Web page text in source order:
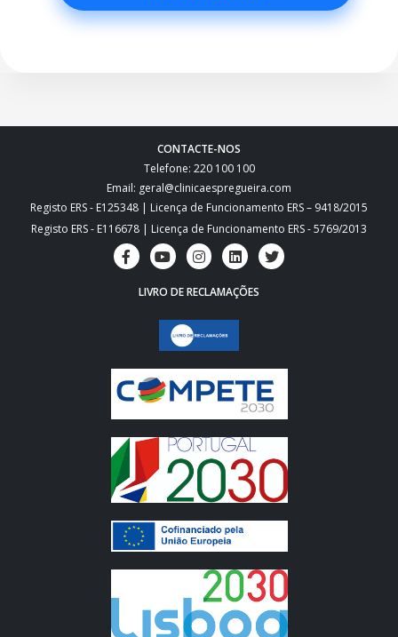
CONTACTE-NOS
Telefone: 220 100 100
Email: geral@clinicaespregueira.com
Registo ERS - E125348 | Licença de Funcionamento ERS – 9418/2015
Registo ERS - E116678 | Licença de Funcionamento ERS - 5769/2013
LIVRO DE RECLAMAÇÕES